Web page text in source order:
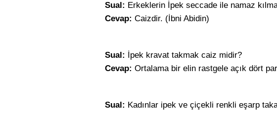
Sual: Erkeklerin İpek seccade ile namaz
Cevap: Caizdir. (İbni Abidin)
Sual: İpek kravat takmak caiz midir?
Cevap: Ortalama bir elin rastgele açık dört
Sual: Kadınlar ipek ve çiçekli renkli eşarp